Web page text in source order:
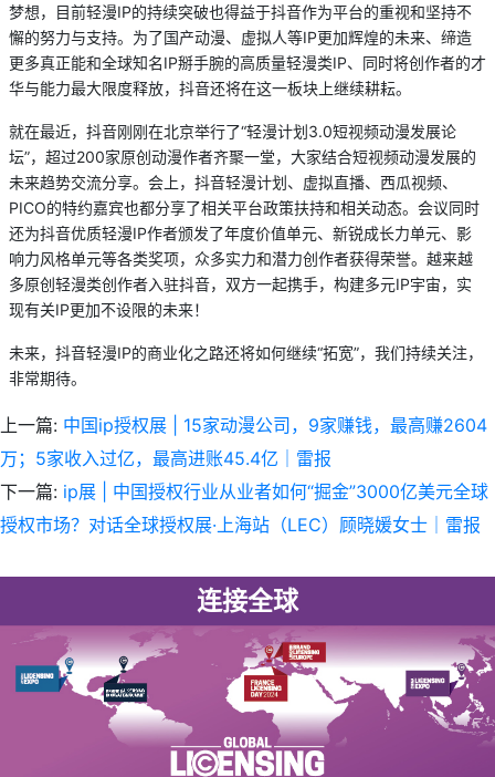
梦想，目前轻漫IP的持续突破也得益于抖音作为平台的重视和坚持不
懈的努力与支持。为了国产动漫、虚拟人等IP更加辉煌的未来、缔造
更多真正能和全球知名IP掰手腕的高质量轻漫类IP、同时将创作者的才
华与能力最大限度释放，抖音还将在这一板块上继续耕耘。
就在最近，抖音刚刚在北京举行了“轻漫计划3.0短视频动漫发展论
坛”，超过200家原创动漫作者齐聚一堂，大家结合短视频动漫发展的
未来趋势交流分享。会上，抖音轻漫计划、虚拟直播、西瓜视频、
PICO的特约嘉宾也都分享了相关平台政策扶持和相关动态。会议同时
还为抖音优质轻漫IP作者颁发了年度价值单元、新锐成长力单元、影
响力风格单元等各类奖项，众多实力和潜力创作者获得荣誉。越来越
多原创轻漫类创作者入驻抖音，双方一起携手，构建多元IP宇宙，实
现有关IP更加不设限的未来！
未来，抖音轻漫IP的商业化之路还将如何继续“拓宽”，我们持续关注，
非常期待。
上一篇: 中国ip授权展 | 15家动漫公司，9家赚钱，最高赚2604
万；5家收入过亿，最高进账45.4亿｜雷报
下一篇: ip展 | 中国授权行业从业者如何“掘金”3000亿美元全球
授权市场？对话全球授权展·上海站（LEC）顾晓媛女士｜雷报
连接全球